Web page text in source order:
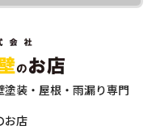
装・屋根・雨漏り専門
お店